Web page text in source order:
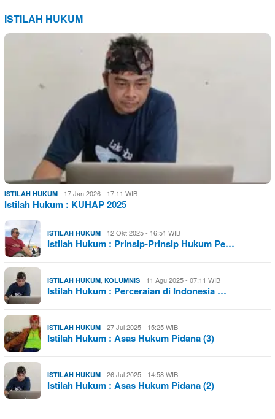
ISTILAH HUKUM
ISTILAH HUKUM 17 Jan 2026 - 17:11 WIB
Istilah Hukum : KUHAP 2025
ISTILAH HUKUM 12 Okt 2025 - 16:51 WIB
Istilah Hukum : Prinsip-Prinsip Hukum Pe…
ISTILAH HUKUM, KOLUMNIS 11 Agu 2025 - 07:11 WIB
Istilah Hukum : Perceraian di Indonesia …
ISTILAH HUKUM 27 Jul 2025 - 15:25 WIB
Istilah Hukum : Asas Hukum Pidana (3)
ISTILAH HUKUM 26 Jul 2025 - 14:58 WIB
Istilah Hukum : Asas Hukum Pidana (2)